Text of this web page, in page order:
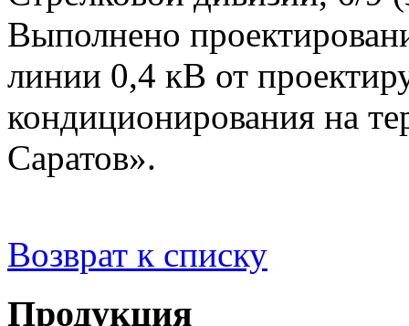
Выполнено
линии 0,4 кВ от
кондиционирования на
Саратов».
Возврат к списку
Продукция